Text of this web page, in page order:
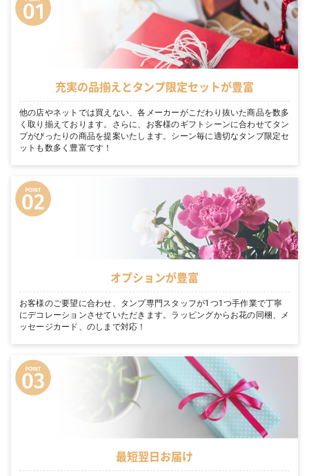
充実の品揃えとタンプ限定セットが豊富
他の店やネットでは買えない、各メーカーがこだわり抜いた商品を数多
く取り揃えております。さらに、お客様のギフトシーンに合わせてタン
プがぴったりの商品を提案いたします。シーン毎に適切なタンプ限定セ
ットも数多く豊富です！
オプションが豊富
お客様のご要望に合わせ、タンプ専門スタッフが1つ1つ手作業で丁寧
にデコレーションさせていただきます。ラッピングからお花の同梱、メ
ッセージカード、のしまで対応！
最短翌日お届け